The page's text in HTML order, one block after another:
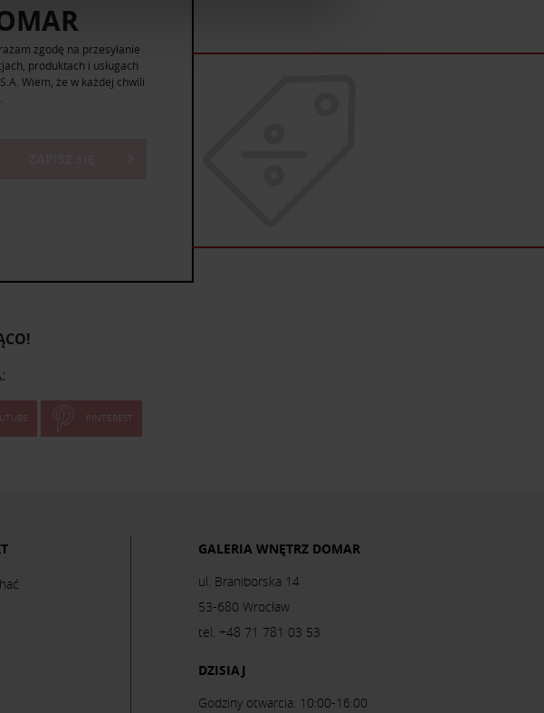
funkcje społecznościowe i analizować
udostępniamy partnerom społecznościowym,
danymi otrzymanymi od Ciebie lub
zgodę na przesyłanie
produktach i usługach
Wiem, że w każdej chwili
PINTEREST
GALERIA WNĘTRZ DOMAR
ul. Braniborska 14
53-680 Wrocław
tel. +48 71 781 03 53
DZISIAJ
Godziny otwarcia: 10:00-16:00